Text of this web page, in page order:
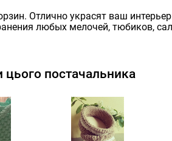
Отлично украсят ваш
любых мелочей, тюбиков,
цього постачальника